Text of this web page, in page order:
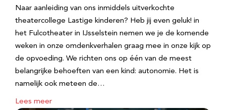
Naar aanleiding van ons inmiddels uitverkochte
theatercollege Lastige kinderen? Heb jij even geluk! in
het Fulcotheater in IJsselstein nemen we je de komende
weken in onze omdenkverhalen graag mee in onze kijk op
de opvoeding. We richten ons op één van de meest
belangrijke behoeften van een kind: autonomie. Het is
namelijk ook meteen de…
Lees meer